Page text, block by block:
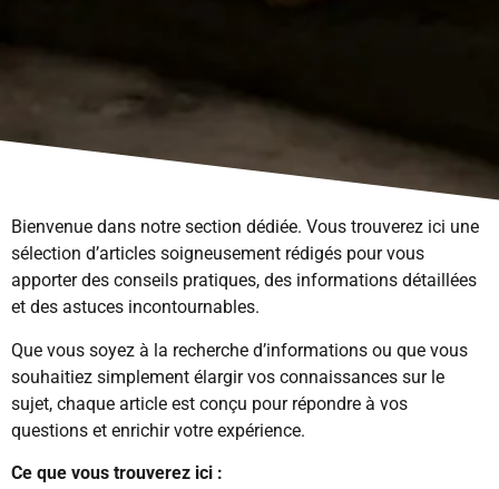
Bienvenue dans notre section dédiée. Vous trouverez ici une
sélection d’articles soigneusement rédigés pour vous
apporter des conseils pratiques, des informations détaillées
et des astuces incontournables.
Que vous soyez à la recherche d’informations ou que vous
souhaitiez simplement élargir vos connaissances sur le
sujet, chaque article est conçu pour répondre à vos
questions et enrichir votre expérience.
Ce que vous trouverez ici :